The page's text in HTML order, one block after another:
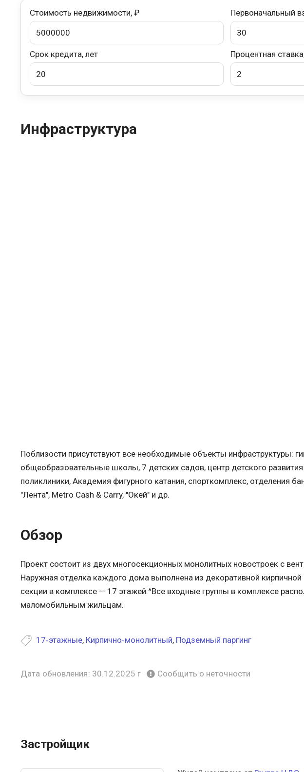
Стоимость недвижимости, ₽ Первоначальный
Срок кредита, лет Процентная
Инфраструктура
Поблизости присутствуют все необходимые объекты инфраструктуры:
общеобразовательные школы, 7 детских садов, центр детского развития
поликлиники, Академия фигурного катания, спорткомплекс, отделения
"Лента", Metro Cash & Carry, "Окей" и др.
Обзор
Проект состоит из двух многосекционных монолитных новостроек с
Наружная отделка каждого дома выполнена из декоративной
секции в комплексе — 17 этажей.^Все входные группы в комплексе
маломобильным жильцам.
17-этажные, Кирпично-монолитный, Подземный паргинг
Дата обновления: 30.12.2025 г Сообщить о неточности
Застройщик